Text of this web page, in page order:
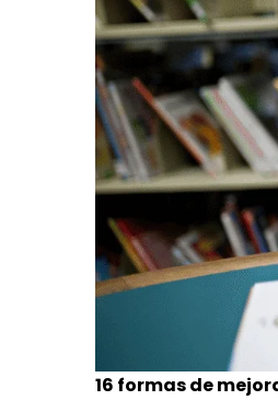
16 formas de